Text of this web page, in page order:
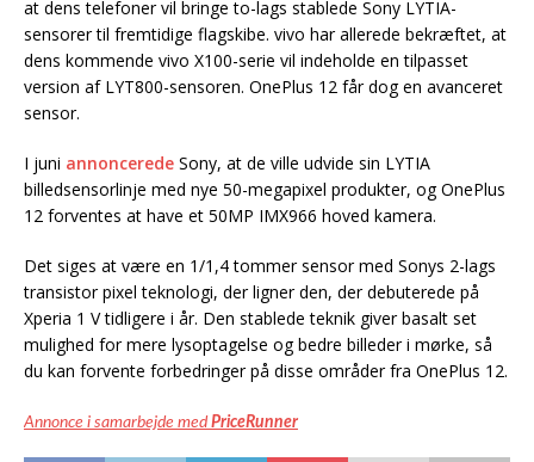
at dens telefoner vil bringe to-lags stablede Sony LYTIA-
sensorer til fremtidige flagskibe. vivo har allerede bekræftet, at
dens kommende vivo X100-serie vil indeholde en tilpasset
version af LYT800-sensoren. OnePlus 12 får dog en avanceret
sensor.
I juni annoncerede Sony, at de ville udvide sin LYTIA
billedsensorlinje med nye 50-megapixel produkter, og OnePlus
12 forventes at have et 50MP IMX966 hoved kamera.
Det siges at være en 1/1,4 tommer sensor med Sonys 2-lags
transistor pixel teknologi, der ligner den, der debuterede på
Xperia 1 V tidligere i år. Den stablede teknik giver basalt set
mulighed for mere lysoptagelse og bedre billeder i mørke, så
du kan forvente forbedringer på disse områder fra OnePlus 12.
Annonce i samarbejde med PriceRunner